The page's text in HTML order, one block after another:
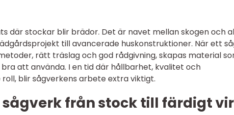
där stockar blir brädor. Det är navet mellan skogen och
till avancerade huskonstruktioner. När ett
rätt träslag och god rådgivning, skapas material
att använda. I en tid där hållbarhet, kvalitet och
blir sågverkens arbete extra viktigt.
från stock till färdigt